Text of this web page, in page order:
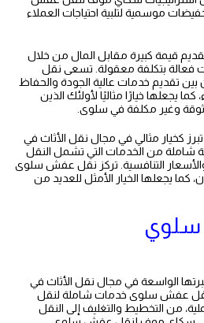
موسمية لتلبية احتياجات العملاء
قيمة كبيرة مقابل المال من خلال
فعالة بتكلفة معقولة. تسعى نقل
تقديم خدمات عالية الجودة والحفاظ
يجعلها خيارًا مثاليًا لأولئك الذين
وغير مكلفة في سلوى.
تبرز كخيار مثالي في مجال نقل الأثاث في
من الخدمات التي تشمل النقل
والأسعار التنافسية. تركز نقل عفش سلوى
كما يجعلها الخيار الأمثل للعديد من
سلوي
الواسعة في مجال نقل الأثاث في
نقل عفش سلوى خدمات شاملة لنقل
من التخطيط والتغليف إلى النقل